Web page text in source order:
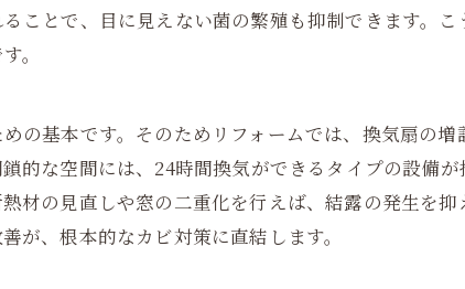
ことで、目に見えない菌の繁殖も抑制できます。
。
の基本です。そのためリフォームでは、換気扇の
的な空間には、24時間換気ができるタイプの設備
材の見直しや窓の二重化を行えば、結露の発生を
が、根本的なカビ対策に直結します。